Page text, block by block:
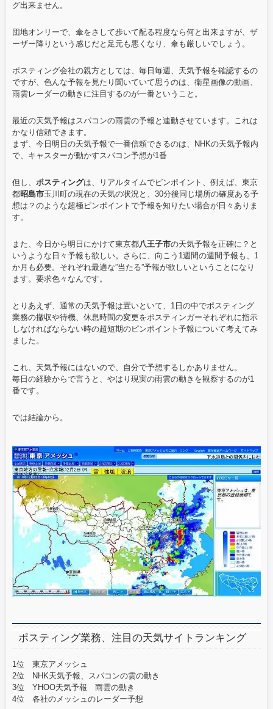
グ出来ません。
団地オンリーで、傘をさして歩いて配る程度なら何と出来ますが、ザ
ーザー降りという感じだと足元も悪くなり、傘も厳しいでしょう。
ポスティング会社の親方としては、毎日毎週、天気予報を確認するの
ですが、色んな予報を見たり聞いていて思うのは、衛星画像の動画、
雨雲レーダーの動きに注目するのが一番ということ。
最近の天気予報はスパコンの雨雲の予報と連動させています。これは
かなり信頼できます。
まず、今日明日の天気予報で一番信頼できるのは、NHKの天気予報内
で、キャスターが動かすスパコン予想が1番
但し、 ポスティングは、リアルタイムでピンポイント、例えば、東京
都昭島市玉川町の現在の天気の状況と、30分後同じ場所の確度ある予
想は？のような超極ピンポイントで予報を知りたい場合が日々ありま
す。
また、今日から明日にかけて東京都八王子市の天気予報を正確に？と
いうような日々予報も欲しい。さらに、向こう1週間の週間予報も、1
か月も必要。それぞれ最適な”当たる”予報が欲しいということになり
ます。要求色々なんです。
とりあえず、通常の天気予報は置いといて、1日の中でポスティング
業務の撤収や待機、休息時間の変更をポスティンガーそれぞれに指示
しなければならない時の超短期のピンポイント予報について考えてみ
ました。
これ、天気予報にはないので、自分で予想するしかありません。
毎日の経験からで言うと、やはり現実の雨雲の動きを観察するのが1
番です。
では結論から。
ポスティング業務、注目の天気サイトランキング
1位 東京アメッシュ
2位 NHK天気予報、スパコンの雲の動き
3位 YHOO天気予報 雨雲の動き
4位 各社のメッシュのレーダー予想